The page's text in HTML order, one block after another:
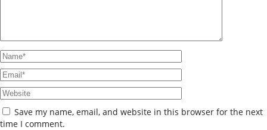
Save my name, email, and website in this browser for the next
time I comment.